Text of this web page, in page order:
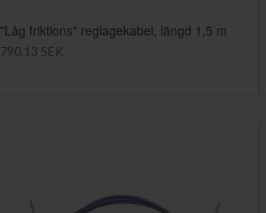
"Låg friktions" reglagekabel, längd 1,5 m
790,13 SEK